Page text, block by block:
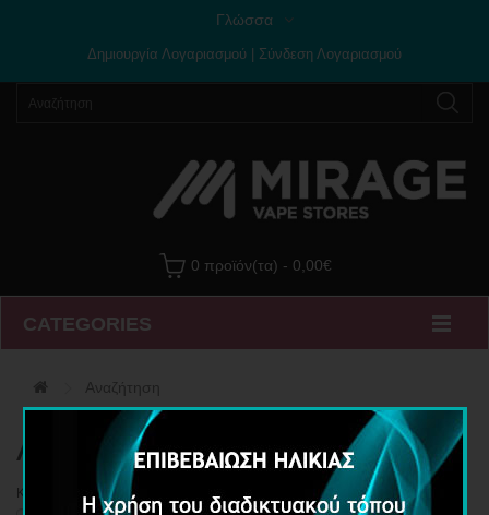
Γλώσσα
Δημιουργία Λογαριασμού Σύνδεση Λογαριασμού
0 προϊόν(τα) - 0,00€
CATEGORIES
Αναζήτηση
Αναζήτηση
Κριτήρια Αναζήτησης